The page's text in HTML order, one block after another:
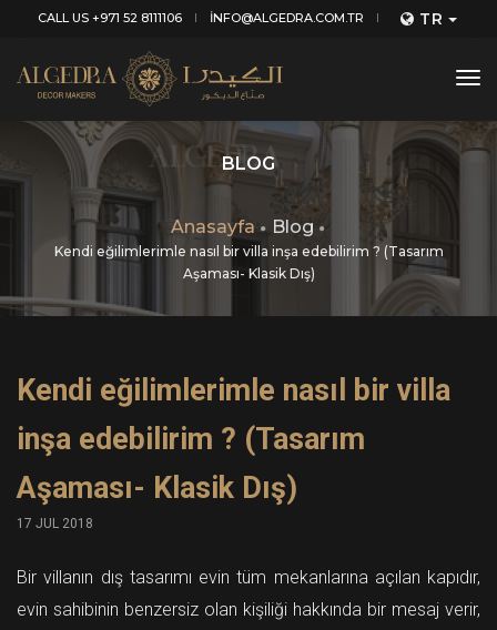
CALL US +971 52 8111106 INFO@ALGEDRA.COM.TR TR
BLOG
Anasayfa Blog
Kendi eğilimlerimle nasıl bir villa inşa edebilirim ? (Tasarım
Aşaması- Klasik Dış)
Kendi eğilimlerimle nasıl bir villa
inşa edebilirim ? (Tasarım
Aşaması- Klasik Dış)
17 JUL 2018
Bir villanın dış tasarımı evin tüm mekanlarına açılan kapıdır,
evin sahibinin benzersiz olan kişiliği hakkında bir mesaj verir,